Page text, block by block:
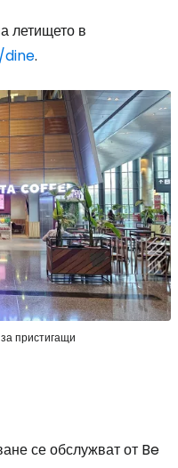
летището в
.
пристигащи
се обслужват от Be